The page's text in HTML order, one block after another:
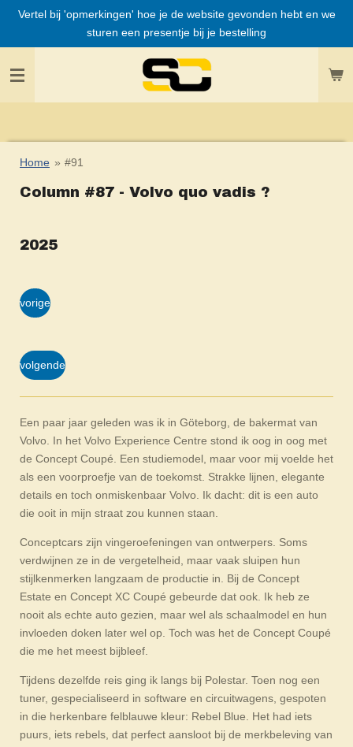
Ga
de
Vertel bij 'opmerkingen' hoe je de website gevonden hebt en we
sturen een presentje bij je bestelling
Home » #91
Column #87 - Volvo quo vadis ?
2025
vorige
volgende
Een paar jaar geleden was ik in Göteborg, de bakermat van
Volvo. In het Volvo Experience Centre stond ik oog in oog met
de Concept Coupé. Een studiemodel, maar voor mij voelde het
als een voorproefje van de toekomst. Strakke lijnen, elegante
details en toch onmiskenbaar Volvo. Ik dacht: dit is een auto
die ooit in mijn straat zou kunnen staan.
Conceptcars zijn vingeroefeningen van ontwerpers. Soms
verdwijnen ze in de vergetelheid, maar vaak sluipen hun
stijlkenmerken langzaam de productie in. Bij de Concept
Estate en Concept XC Coupé gebeurde dat ook. Ik heb ze
nooit als echte auto gezien, maar wel als schaalmodel en hun
invloeden doken later wel op. Toch was het de Concept Coupé
die me het meest bijbleef.
Tijdens dezelfde reis ging ik langs bij Polestar. Toen nog een
tuner, gespecialiseerd in software en circuitwagens, gespoten
in die herkenbare felblauwe kleur: Rebel Blue. Het had iets
puurs, iets rebels, dat perfect aansloot bij de merkbeleving van